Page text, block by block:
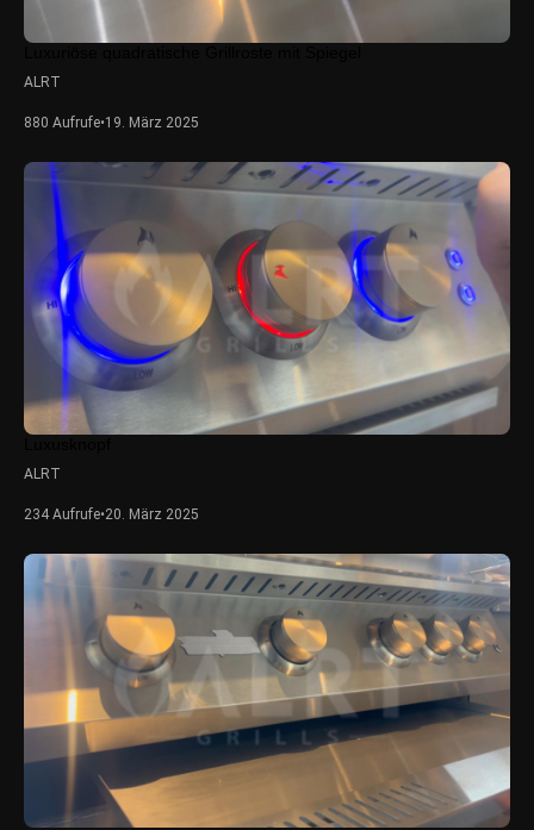
ALRT
880 Aufrufe•19. März 2025
ALRT
234 Aufrufe•20. März 2025